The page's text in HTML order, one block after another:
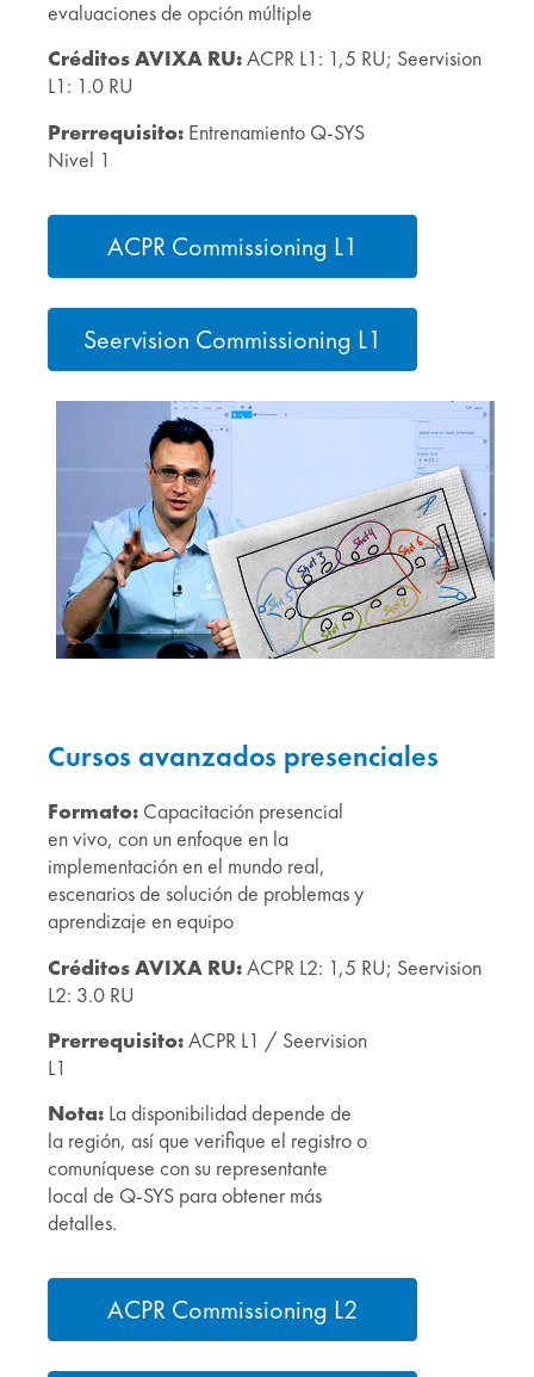
evaluaciones de opción múltiple
Créditos AVIXA RU:ACPR L1: 1,5 RU; Seervision
L1: 1.0 RU
Prerrequisito: Entrenamiento Q-SYS
Nivel 1
ACPR Commissioning L1
Seervision Commissioning L1
Cursos avanzados presenciales
Formato: Capacitación presencial
en vivo, con un enfoque en la
implementación en el mundo real,
escenarios de solución de problemas y
aprendizaje en equipo
Créditos AVIXA RU:ACPR L2: 1,5 RU; Seervision
L2: 3.0 RU
Prerrequisito:ACPR L1 / Seervision
L1
Nota: La disponibilidad depende de
la región, así que verifique el registro o
comuníquese con su representante
local de Q-SYS para obtener más
detalles.
ACPR Commissioning L2